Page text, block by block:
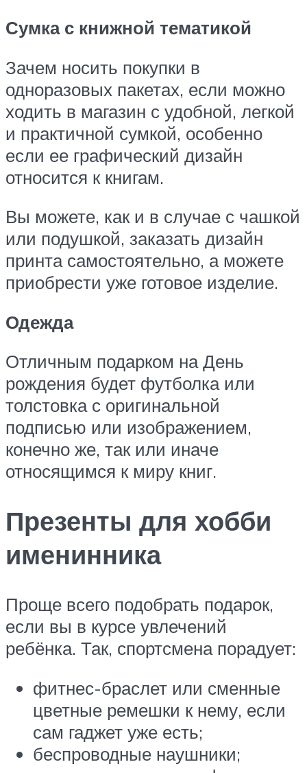
Сумка с книжной тематикой
Зачем носить покупки в
одноразовых пакетах, если можно
ходить в магазин с удобной, легкой
и практичной сумкой, особенно
если ее графический дизайн
относится к книгам.
Вы можете, как и в случае с чашкой
или подушкой, заказать дизайн
принта самостоятельно, а можете
приобрести уже готовое изделие.
Одежда
Отличным подарком на День
рождения будет футболка или
толстовка с оригинальной
подписью или изображением,
конечно же, так или иначе
относящимся к миру книг.
Презенты для хобби
именинника
Проще всего подобрать подарок,
если вы в курсе увлечений
ребёнка. Так, спортсмена порадует:
фитнес-браслет или сменные
цветные ремешки к нему, если
сам гаджет уже есть;
беспроводные наушники;